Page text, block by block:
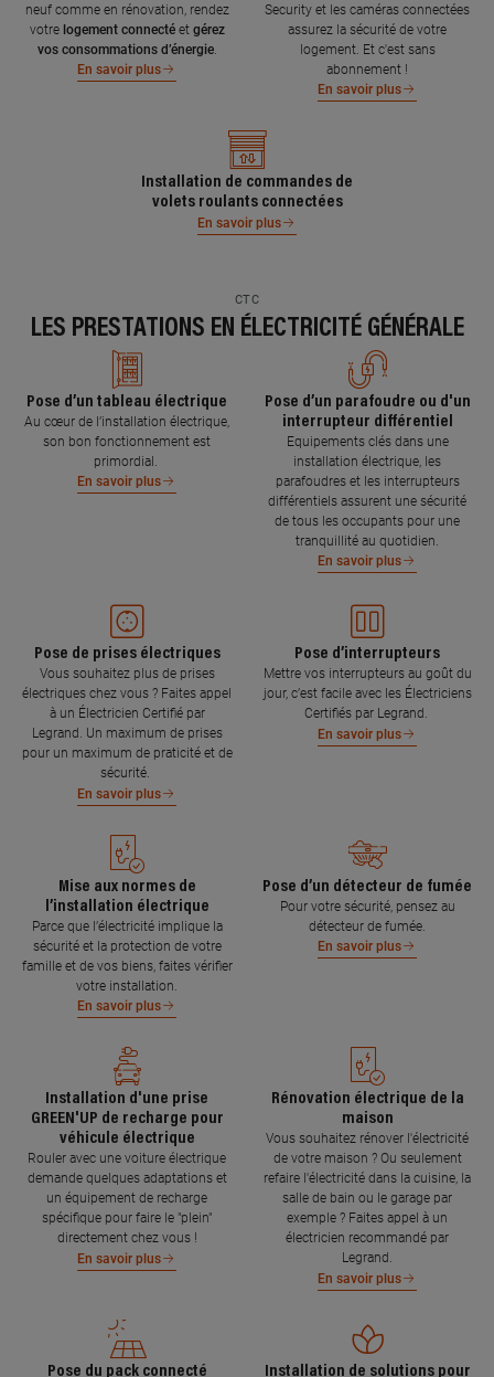
neuf comme en rénovation, rendez
votre logement connecté et gérez
vos consommations d’énergie.
En savoir plus
Security et les caméras connectées
assurez la sécurité de votre
logement. Et c'est sans
abonnement !
En savoir plus
Installation de commandes de
volets roulants connectées
En savoir plus
CTC
LES PRESTATIONS EN ÉLECTRICITÉ GÉNÉRALE
Pose d’un tableau électrique
Au cœur de l’installation électrique,
son bon fonctionnement est
primordial.
En savoir plus
Pose d’un parafoudre ou d'un
interrupteur différentiel
Equipements clés dans une
installation électrique, les
parafoudres et les interrupteurs
différentiels assurent une sécurité
de tous les occupants pour une
tranquillité au quotidien.
En savoir plus
Pose de prises électriques
Vous souhaitez plus de prises
électriques chez vous ? Faites appel
à un Électricien Certifié par
Legrand. Un maximum de prises
pour un maximum de praticité et de
sécurité.
En savoir plus
Pose d’interrupteurs
Mettre vos interrupteurs au goût du
jour, c’est facile avec les Électriciens
Certifiés par Legrand.
En savoir plus
Mise aux normes de
l’installation électrique
Parce que l’électricité implique la
sécurité et la protection de votre
famille et de vos biens, faites vérifier
votre installation.
En savoir plus
Pose d’un détecteur de fumée
Pour votre sécurité, pensez au
détecteur de fumée.
En savoir plus
Installation d'une prise
GREEN'UP de recharge pour
véhicule électrique
Rouler avec une voiture électrique
demande quelques adaptations et
un équipement de recharge
spécifique pour faire le "plein"
directement chez vous !
En savoir plus
Rénovation électrique de la
maison
Vous souhaitez rénover l'électricité
de votre maison ? Ou seulement
refaire l'électricité dans la cuisine, la
salle de bain ou le garage par
exemple ? Faites appel à un
électricien recommandé par
Legrand.
En savoir plus
Pose du pack connecté
Installation de solutions pour